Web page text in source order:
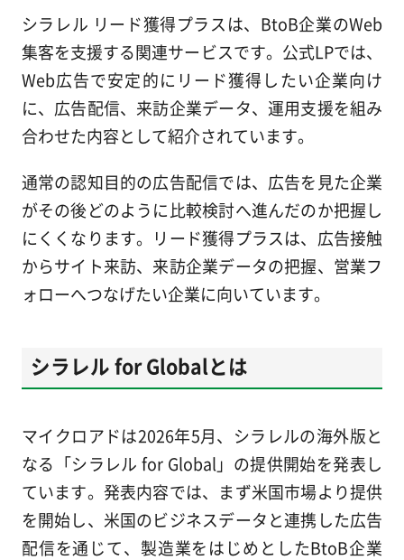
シラレル リード獲得プラスは、BtoB企業のWeb
集客を支援する関連サービスです。公式LPでは、
Web広告で安定的にリード獲得したい企業向け
に、広告配信、来訪企業データ、運用支援を組み
合わせた内容として紹介されています。
通常の認知目的の広告配信では、広告を見た企業
がその後どのように比較検討へ進んだのか把握し
にくくなります。リード獲得プラスは、広告接触
からサイト来訪、来訪企業データの把握、営業フ
ォローへつなげたい企業に向いています。
シラレル for Globalとは
マイクロアドは2026年5月、シラレルの海外版と
なる「シラレル for Global」の提供開始を発表し
ています。発表内容では、まず米国市場より提供
を開始し、米国のビジネスデータと連携した広告
配信を通じて、製造業をはじめとしたBtoB企業